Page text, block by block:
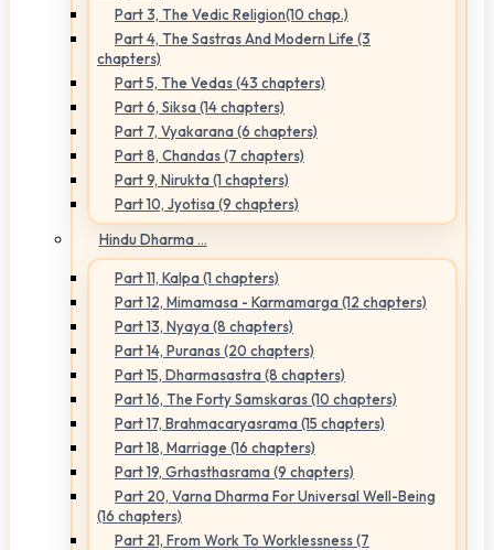
Part 3, The Vedic Religion(10 chap.)
Part 4, The Sastras And Modern Life (3
chapters)
Part 5, The Vedas (43 chapters)
Part 6, Siksa (14 chapters)
Part 7, Vyakarana (6 chapters)
Part 8, Chandas (7 chapters)
Part 9, Nirukta (1 chapters)
Part 10, Jyotisa (9 chapters)
Hindu Dharma ...
Part 11, Kalpa (1 chapters)
Part 12, Mimamasa - Karmamarga (12 chapters)
Part 13, Nyaya (8 chapters)
Part 14, Puranas (20 chapters)
Part 15, Dharmasastra (8 chapters)
Part 16, The Forty Samskaras (10 chapters)
Part 17, Brahmacaryasrama (15 chapters)
Part 18, Marriage (16 chapters)
Part 19, Grhasthasrama (9 chapters)
Part 20, Varna Dharma For Universal Well-Being
(16 chapters)
Part 21, From Work To Worklessness (7